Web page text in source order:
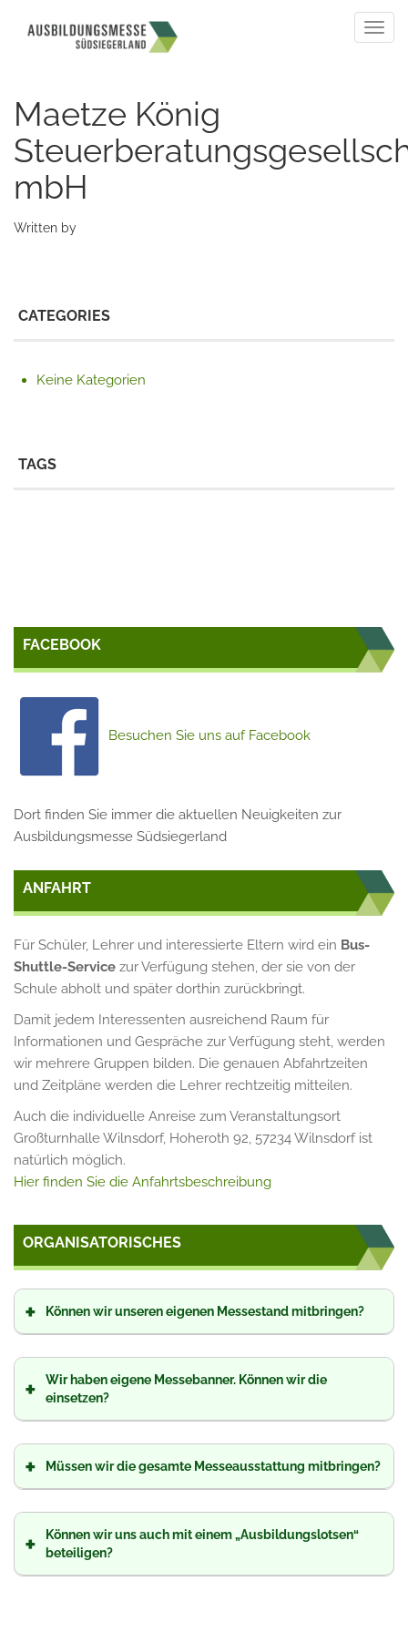
Maetze König
mbH
Written by
CATEGORIES
Keine Kategorien
TAGS
FACEBOOK
Besuchen Sie uns auf Facebook
Dort finden Sie immer die aktuellen Neuigkeiten zur
Ausbildungsmesse Südsiegerland
ANFAHRT
Für Schüler, Lehrer und interessierte Eltern wird ein Bus-
Shuttle-Service zur Verfügung stehen, der sie von der
Schule abholt und später dorthin zurückbringt.
Damit jedem Interessenten ausreichend Raum für
Informationen und Gespräche zur Verfügung steht, werden
wir mehrere Gruppen bilden. Die genauen Abfahrtzeiten
und Zeitpläne werden die Lehrer rechtzeitig mitteilen.
Auch die individuelle Anreise zum Veranstaltungsort
Großturnhalle Wilnsdorf, Hoheroth 92, 57234 Wilnsdorf ist
natürlich möglich.
Hier finden Sie die Anfahrtsbeschreibung
ORGANISATORISCHES
Können wir unseren eigenen Messestand mitbringen?
+
Wir haben eigene Messebanner. Können wir die
einsetzen?
+
Müssen wir die gesamte Messeausstattung mitbringen?
+
Können wir uns auch mit einem „Ausbildungslotsen“
beteiligen?
+